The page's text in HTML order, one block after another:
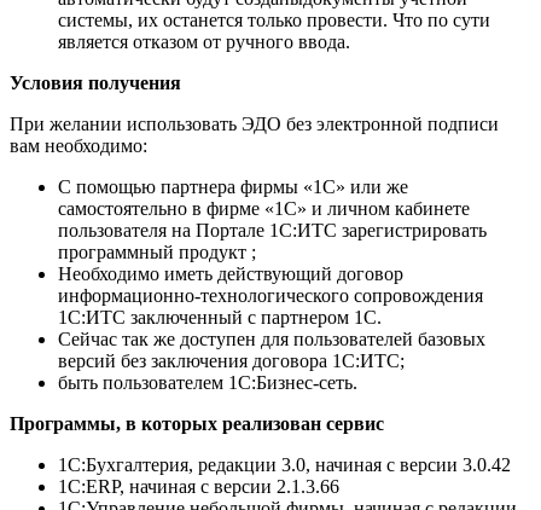
системы, их останется только провести. Что по сути
является отказом от ручного ввода.
Условия получения
При желании использовать ЭДО без электронной подписи
вам необходимо:
С помощью партнера фирмы «1С» или же
самостоятельно в фирме «1С» и личном кабинете
пользователя на Портале 1С:ИТС зарегистрировать
программный продукт ;
Необходимо иметь действующий договор
информационно-технологического сопровождения
1С:ИТС заключенный с партнером 1С.
Сейчас так же доступен для пользователей базовых
версий без заключения договора 1С:ИТС;
быть пользователем 1С:Бизнес-сеть.
Программы, в которых реализован сервис
1С:Бухгалтерия, редакции 3.0, начиная с версии 3.0.42
1C:ERP, начиная с версии 2.1.3.66